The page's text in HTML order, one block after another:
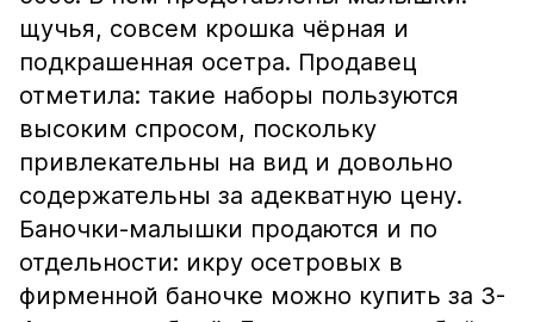
щучья, совсем крошка чёрная и
подкрашенная осетра. Продавец
отметила: такие наборы пользуются
высоким спросом, поскольку
привлекательны на вид и довольно
содержательны за адекватную цену.
Баночки-малышки продаются и по
отдельности: икру осетровых в
фирменной баночке можно купить за 3-